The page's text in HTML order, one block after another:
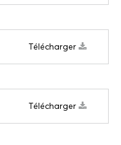
Télécharger
Télécharger